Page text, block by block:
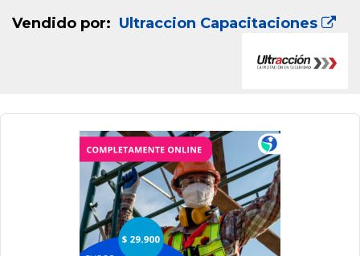
Vendido por: Ultraccion Capacitaciones